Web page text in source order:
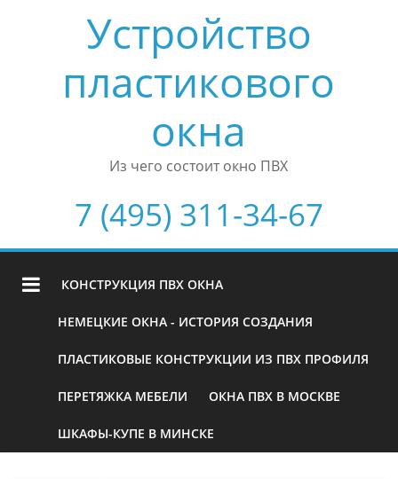
Устройство
пластикового
окна
Из чего состоит окно ПВХ
7 (495) 311-34-67
КОНСТРУКЦИЯ ПВХ ОКНА
НЕМЕЦКИЕ ОКНА - ИСТОРИЯ СОЗДАНИЯ
ПЛАСТИКОВЫЕ КОНСТРУКЦИИ ИЗ ПВХ ПРОФИЛЯ
ПЕРЕТЯЖКА МЕБЕЛИ ОКНА ПВХ В МОСКВЕ
ШКАФЫ-КУПЕ В МИНСКЕ